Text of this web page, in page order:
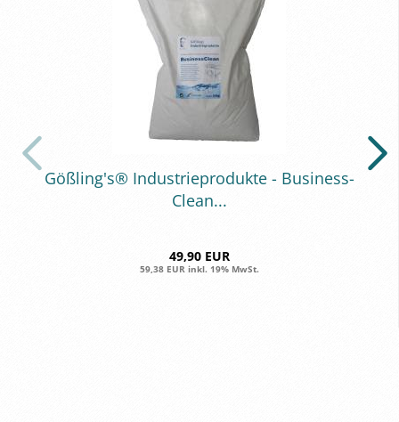
Göß­ling's® In­dus­trie­pro­duk­te - Busi­ness­
Clean...
49,90 EUR
59,38 EUR inkl. 19% MwSt.